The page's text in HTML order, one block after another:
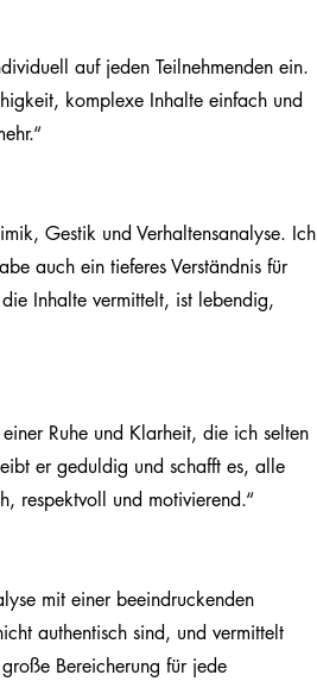
auf jeden Teilnehmenden ein.
komplexe Inhalte einfach und
Gestik und Verhaltensanalyse. Ich
auch ein tieferes Verständnis für
Inhalte vermittelt, ist lebendig,
Ruhe und Klarheit, die ich selten
er geduldig und schafft es, alle
respektvoll und motivierend.“
mit einer beeindruckenden
authentisch sind, und vermittelt
Bereicherung für jede